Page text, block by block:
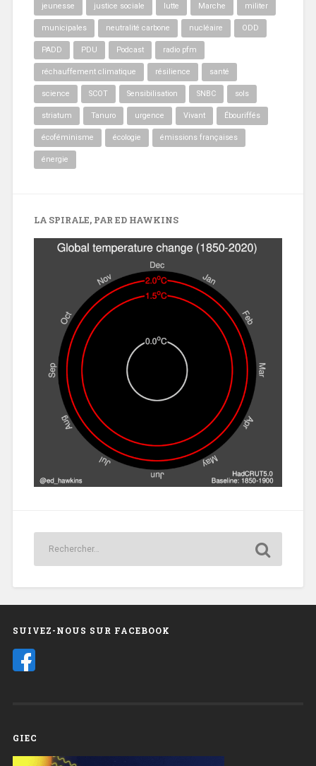
jeunesse justice sociale lutte Marche militer
municipales neutralité carbone nucléaire ODD
PADD PDU Podcast radio pfm
réchauffement climatique résilience santé
science SCOT Sensibilisation SNBC sols
striatum Tanuro urgence Vivant Ébouriffés
écoféminisme écologie émissions françaises
énergie
LA SPIRALE, PAR ED HAWKINS
SUIVEZ-NOUS SUR FACEBOOK
GIEC